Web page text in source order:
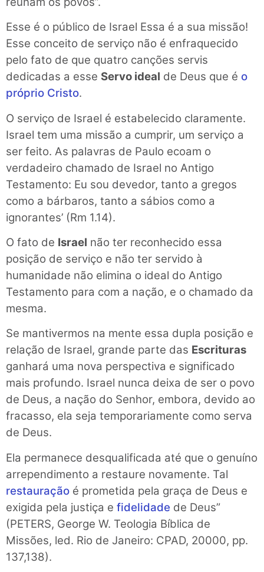
Esse é o público de Israel Essa é a sua missão!
Esse conceito de serviço não é enfra­quecido
pelo fato de que quatro canções servis
dedicadas a esse Servo ideal de Deus que é o
próprio Cristo.
O serviço de Israel é estabelecido claramente.
Israel tem uma missão a cumprir, um serviço a
ser feito. As palavras de Paulo ecoam o
verdadeiro chamado de Israel no Antigo
Testamento: Eu sou devedor, tanto a gregos
como a bárbaros, tanto a sábios como a
ignorantes’ (Rm 1.14).
O fato de Israel não ter reconhecido essa
posição de serviço e não ter servido à
humanidade não elimina o ideal do Antigo
Testamento para com a nação, e o chamado da
mesma.
Se mantivermos na mente essa dupla posição e
relação de Israel, grande parte das Escrituras
ganhará uma nova perspec­tiva e significado
mais profundo. Israel nunca deixa de ser o povo
de Deus, a nação do Senhor, embora, devido ao
fracasso, ela seja temporariamente como serva
de Deus.
Ela permanece desqualificada até que o genuíno
arrependimento a restaure novamente. Tal
restauração é prometida pela graça de Deus e
exigida pela justiça e fidelidade de Deus”
(PETERS, George W. Teologia Bíblica de
Missões, led. Rio de Janeiro: CPAD, 20000, pp.
137,138).